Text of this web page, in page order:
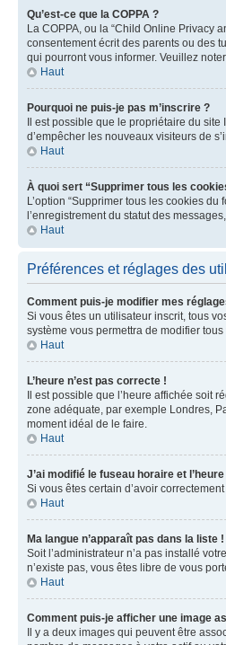
Qu’est-ce que la COPPA ?
La COPPA, ou la “Child Online Privacy
consentement écrit des parents ou des
qui pourront vous informer. Veuillez
Haut
Pourquoi ne puis-je pas m’inscrire ?
Il est possible que le propriétaire du
d’empêcher les nouveaux visiteurs de
Haut
À quoi sert “Supprimer tous les
L’option “Supprimer tous les cookies
l’enregistrement du statut des
Haut
Préférences et réglages des
Comment puis-je modifier mes
Si vous êtes un utilisateur inscrit, tous
système vous permettra de modifier
Haut
L’heure n’est pas correcte !
Il est possible que l’heure affichée soit
zone adéquate, par exemple Londres,
moment idéal de le faire.
Haut
J’ai modifié le fuseau horaire et
Si vous êtes certain d’avoir
Haut
Ma langue n’apparaît pas dans la liste !
Soit l’administrateur n’a pas installé
n’existe pas, vous êtes libre de vous
Haut
Comment puis-je afficher une image
Il y a deux images qui peuvent être